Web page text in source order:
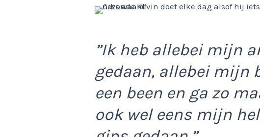
”Ik heb allebei mijn
gedaan, allebei mijn
een been en ga zo
ook wel eens mijn